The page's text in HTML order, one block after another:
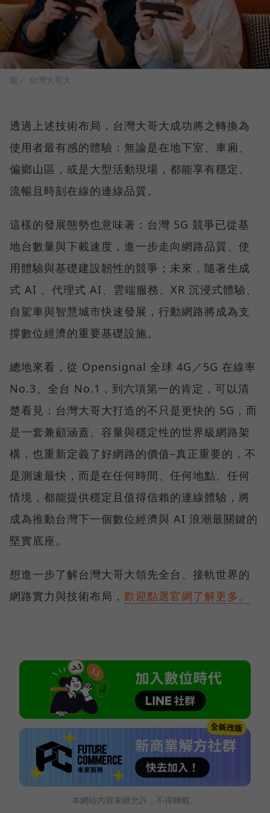
圖／ 台灣大哥大
透過上述技術布局，台灣大哥大成功將之轉換為
使用者最有感的體驗：無論是在地下室、車廂、
偏鄉山區，或是大型活動現場，都能享有穩定、
流暢且時刻在線的連線品質。
這樣的發展態勢也意味著：台灣 5G 競爭已從基
地台數量與下載速度，進一步走向網路品質、使
用體驗與基礎建設韌性的競爭；未來，隨著生成
式 AI 、代理式 AI、雲端服務、XR 沉浸式體驗、
自駕車與智慧城市快速發展，行動網路將成為支
撐數位經濟的重要基礎設施。
總地來看，從 Opensignal 全球 4G／5G 在線率
No.3、全台 No.1，到六項第一的肯定，可以清
楚看見：台灣大哥大打造的不只是更快的 5G，而
是一套兼顧涵蓋、容量與穩定性的世界級網路架
構，也重新定義了好網路的價值–真正重要的，不
是測速最快，而是在任何時間、任何地點、任何
情境，都能提供穩定且值得信賴的連線體驗，將
成為推動台灣下一個數位經濟與 AI 浪潮最關鍵的
堅實底座。
想進一步了解台灣大哥大領先全台、接軌世界的
網路實力與技術布局， 歡迎點選官網了解更多。
本網站內容未經允許，不得轉載。